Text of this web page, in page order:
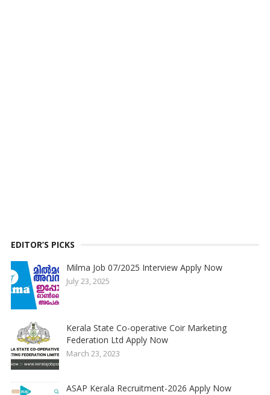
EDITOR’S PICKS
Milma Job 07/2025 Interview Apply Now
July 23, 2025
Kerala State Co-operative Coir Marketing
Federation Ltd Apply Now
March 23, 2023
ASAP Kerala Recruitment-2026 Apply Now